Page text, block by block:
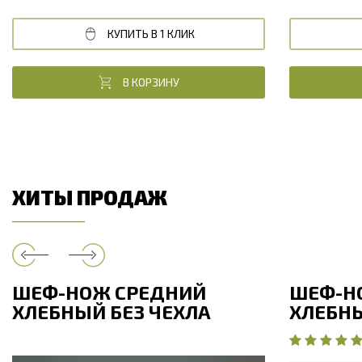
КУПИТЬ В 1 КЛИК
В КОРЗИНУ
ХИТЫ ПРОДАЖ
ШЕФ-НОЖ СРЕДНИЙ
ХЛЕБНЫЙ БЕЗ ЧЕХЛА
ШЕФ-